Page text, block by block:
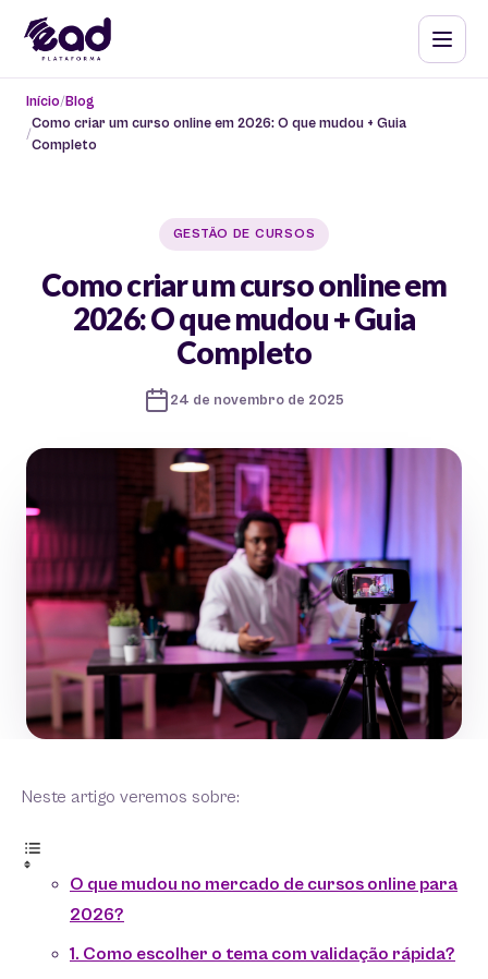
Início Blog
Como criar um curso online em 2026: O que mudou + Guia
Completo
GESTÃO DE CURSOS
Como criar um curso online em
2026: O que mudou + Guia
Completo
24 de novembro de 2025
Neste artigo veremos sobre:
O que mudou no mercado de cursos online para
2026?
1. Como escolher o tema com validação rápida?